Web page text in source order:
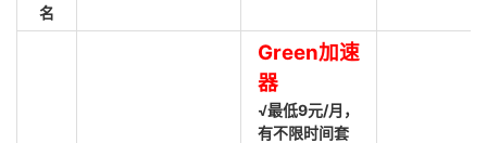
名
Green加速
器
√最低9元/月，
有不限时间套